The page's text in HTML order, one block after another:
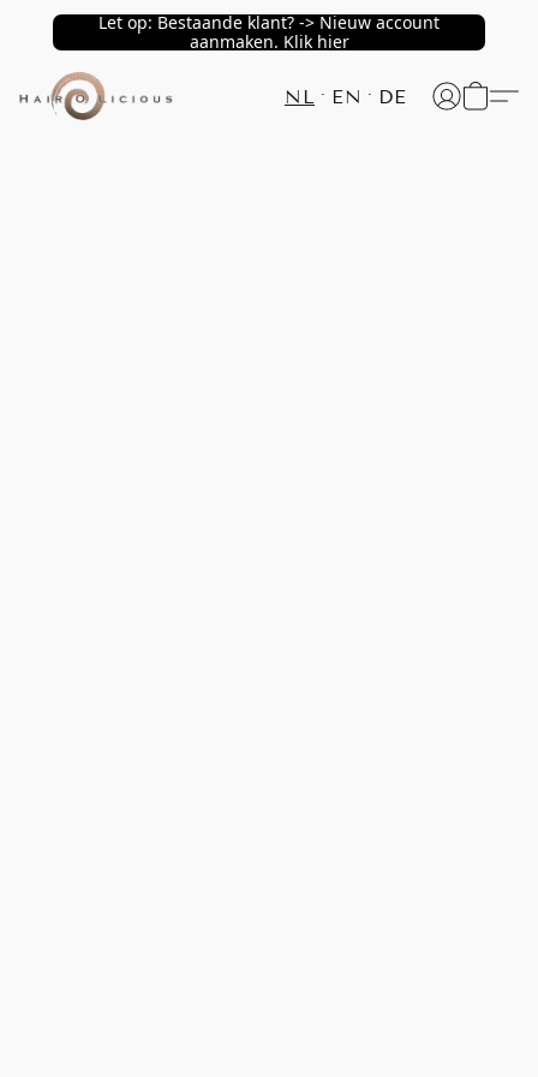
Let op: Bestaande klant? -> Nieuw account
aanmaken. Klik hier
NL EN DE